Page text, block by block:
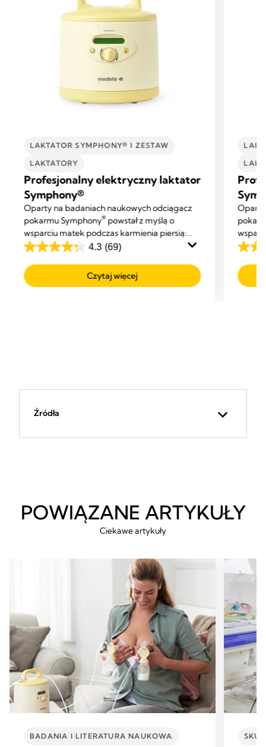
LAKTATOR SYMPHONY® I ZESTAW
LAKTATORY
Profesjonalny elektryczny laktator
Symphony®
Oparty na badaniach naukowych odciągacz
pokarmu Symphony®powstał z myślą o
wsparciu matek podczas karmienia piersią:
pomaga zainicjować, rozwinąć i utrzymać
4.3 (69)
4.3
na
5
Czytaj więcej
4.3
na
5
Źródła
POWIĄZANE ARTYKUŁY
Ciekawe artykuły
BADANIA I LITERATURA NAUKOWA